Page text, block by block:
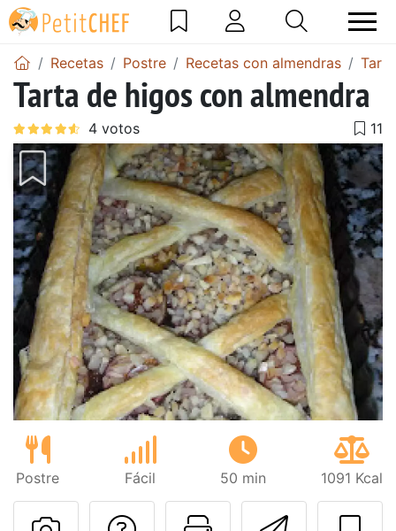
Recetas Postre Recetas con almendras
Tarta de higos con almendra
Postre Fácil 50 min 1091 Kcal